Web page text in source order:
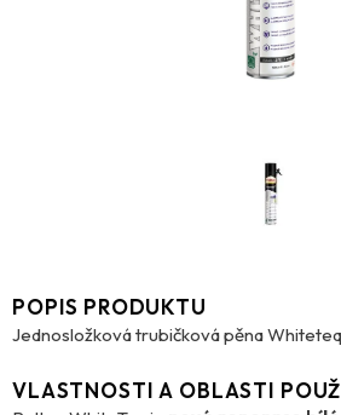
POPIS PRODUKTU
Jednosložková trubičková pěna Whiteteq
VLASTNOSTI A OBLASTI